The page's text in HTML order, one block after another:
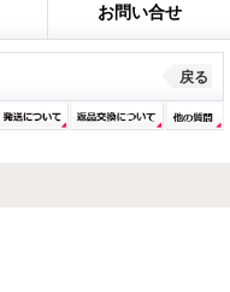
お問い合せ
戻る